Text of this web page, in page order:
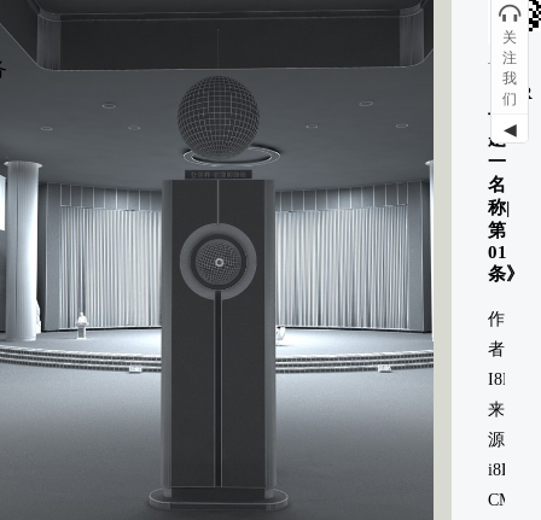
《VR
专
题
一
名
称|
第
01
条》
作
者：
来
源：
CMS
关
注
我
们
◀